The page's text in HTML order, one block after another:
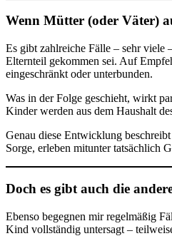
Wenn Mütter (oder Väter)
Es gibt zahlreiche Fälle – sehr viele
Elternteil gekommen sei. Auf
eingeschränkt oder unterbunden.
Was in der Folge geschieht, wirkt
Kinder werden aus dem Haushalt
Genau diese Entwicklung
Sorge, erleben mitunter tatsächlich
Doch es gibt auch die
Ebenso begegnen mir regelmäßig
Kind vollständig untersagt –